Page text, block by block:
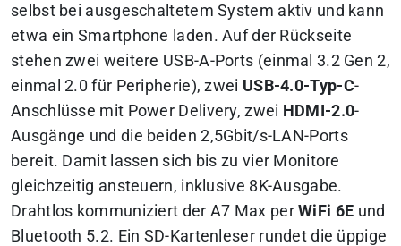
selbst bei ausgeschaltetem System aktiv und kann
etwa ein Smartphone laden. Auf der Rückseite
stehen zwei weitere USB-A-Ports (einmal 3.2 Gen 2,
einmal 2.0 für Peripherie), zwei USB-4.0-Typ-C-
Anschlüsse mit Power Delivery, zwei HDMI-2.0-
Ausgänge und die beiden 2,5Gbit/s-LAN-Ports
bereit. Damit lassen sich bis zu vier Monitore
gleichzeitig ansteuern, inklusive 8K-Ausgabe.
Drahtlos kommuniziert der A7 Max perWiFi 6E und
Bluetooth 5.2. Ein SD-Kartenleser rundet die üppige